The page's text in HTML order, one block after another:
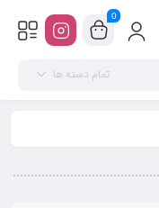
0
تمام دسته ها